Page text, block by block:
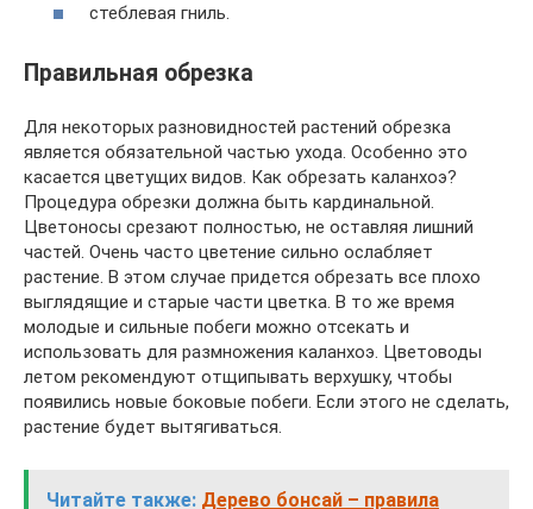
стеблевая гниль.
Правильная обрезка
Для некоторых разновидностей растений обрезка
является обязательной частью ухода. Особенно это
касается цветущих видов. Как обрезать каланхоэ?
Процедура обрезки должна быть кардинальной.
Цветоносы срезают полностью, не оставляя лишний
частей. Очень часто цветение сильно ослабляет
растение. В этом случае придется обрезать все плохо
выглядящие и старые части цветка. В то же время
молодые и сильные побеги можно отсекать и
использовать для размножения каланхоэ. Цветоводы
летом рекомендуют отщипывать верхушку, чтобы
появились новые боковые побеги. Если этого не сделать,
растение будет вытягиваться.
Читайте также: Дерево бонсай – правила